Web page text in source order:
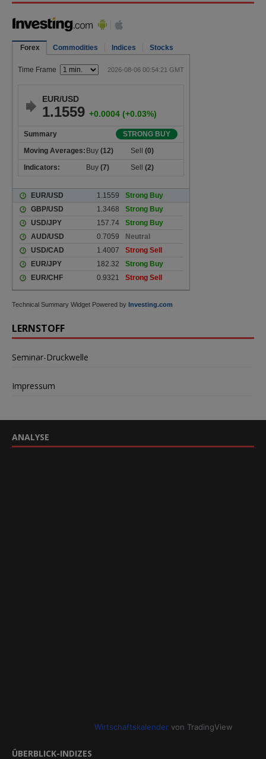
Technical Summary Widget Powered by Investing.com
LERNSTOFF
Seminar-Druckwelle
Impressum
ANALYSE
Wirtschaftskalendervon TradingView
ÜBERBLICK-INDIZES